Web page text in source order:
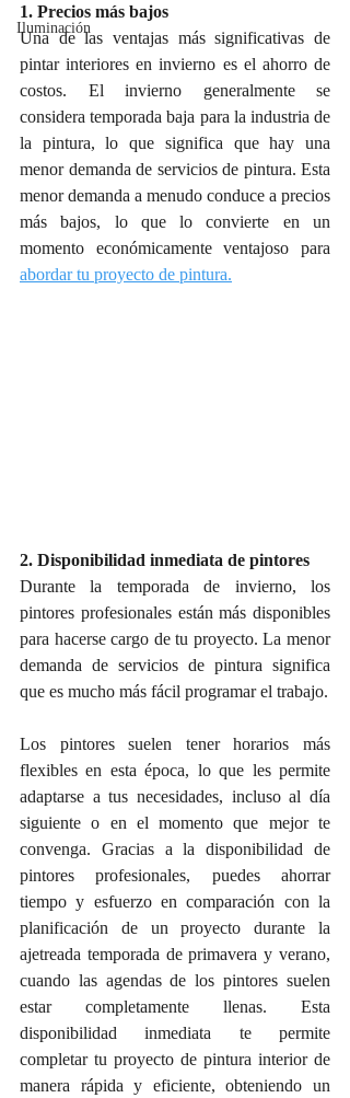
Iluminación
1. Precios más bajos
Una de las ventajas más significativas de
pintar interiores en invierno es el ahorro de
costos. El invierno generalmente se
considera temporada baja para la industria de
la pintura, lo que significa que hay una
menor demanda de servicios de pintura. Esta
menor demanda a menudo conduce a precios
más bajos, lo que lo convierte en un
abordar tu proyecto de pintura.
2. Disponibilidad inmediata de pintores
Durante la temporada de invierno, los
pintores profesionales están más disponibles
para hacerse cargo de tu proyecto. La menor
demanda de servicios de pintura significa
Los pintores suelen tener horarios más
flexibles en esta época, lo que les permite
adaptarse a tus necesidades, incluso al día
siguiente o en el momento que mejor te
convenga. Gracias a la disponibilidad de
pintores profesionales, puedes ahorrar
tiempo y esfuerzo en comparación con la
planificación de un proyecto durante la
ajetreada temporada de primavera y verano,
cuando las agendas de los pintores suelen
estar completamente llenas. Esta
disponibilidad inmediata te permite
completar tu proyecto de pintura interior de
manera rápida y eficiente, obteniendo un